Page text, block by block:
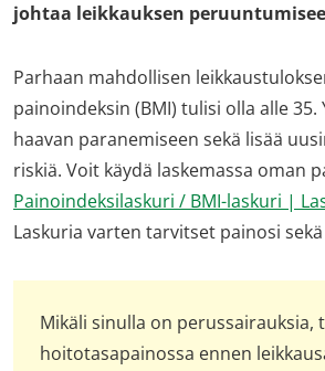
johtaa leikkauksen
Parhaan mahdollisen
painoindeksin (BMI) tulisi olla alle
haavan paranemiseen sekä lisää
riskiä. Voit käydä laskemassa oman
Painoindeksilaskuri / BMI-laskuri |
Laskuria varten tarvitset painosi
Mikäli sinulla on perussairauksia,
hoitotasapainossa ennen